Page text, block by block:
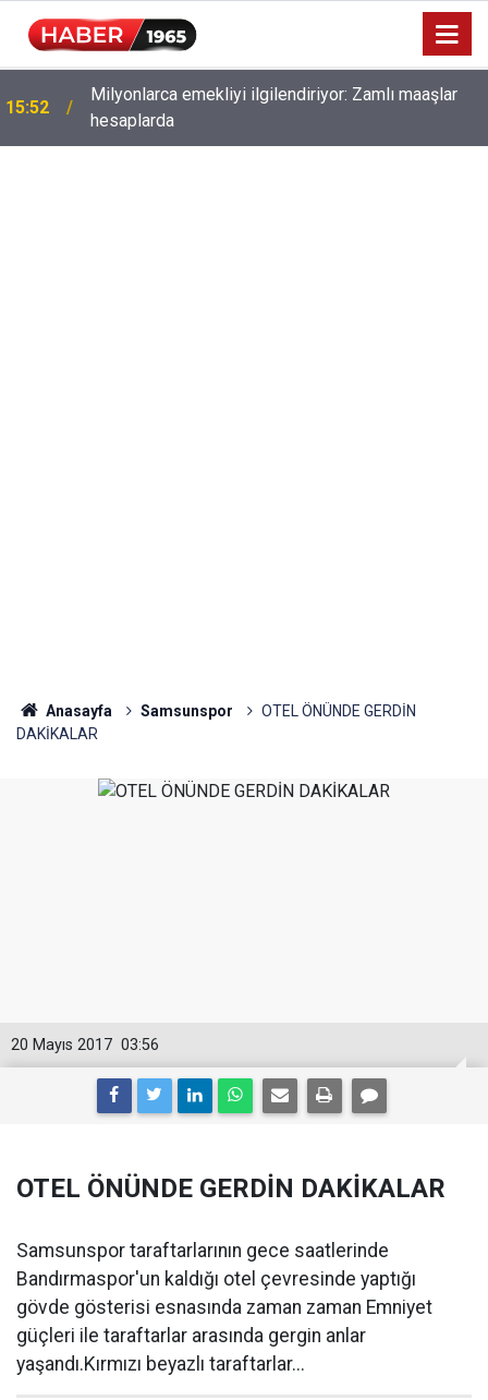
15:52
Milyonlarca emekliyi ilgilendiriyor: Zamlı maaşlar
hesaplarda
Anasayfa Samsunspor
OTEL ÖNÜNDE GERDİN
DAKİKALAR
03:56
20 Mayıs 2017
OTEL ÖNÜNDE GERDİN DAKİKALAR
Samsunspor taraftarlarının gece saatlerinde
Bandırmaspor'un kaldığı otel çevresinde yaptığı
gövde gösterisi esnasında zaman zaman Emniyet
güçleri ile taraftarlar arasında gergin anlar
yaşandı.Kırmızı beyazlı taraftarlar...